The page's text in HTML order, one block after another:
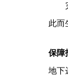
此而
保障
地下